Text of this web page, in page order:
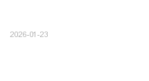
2026-01-23